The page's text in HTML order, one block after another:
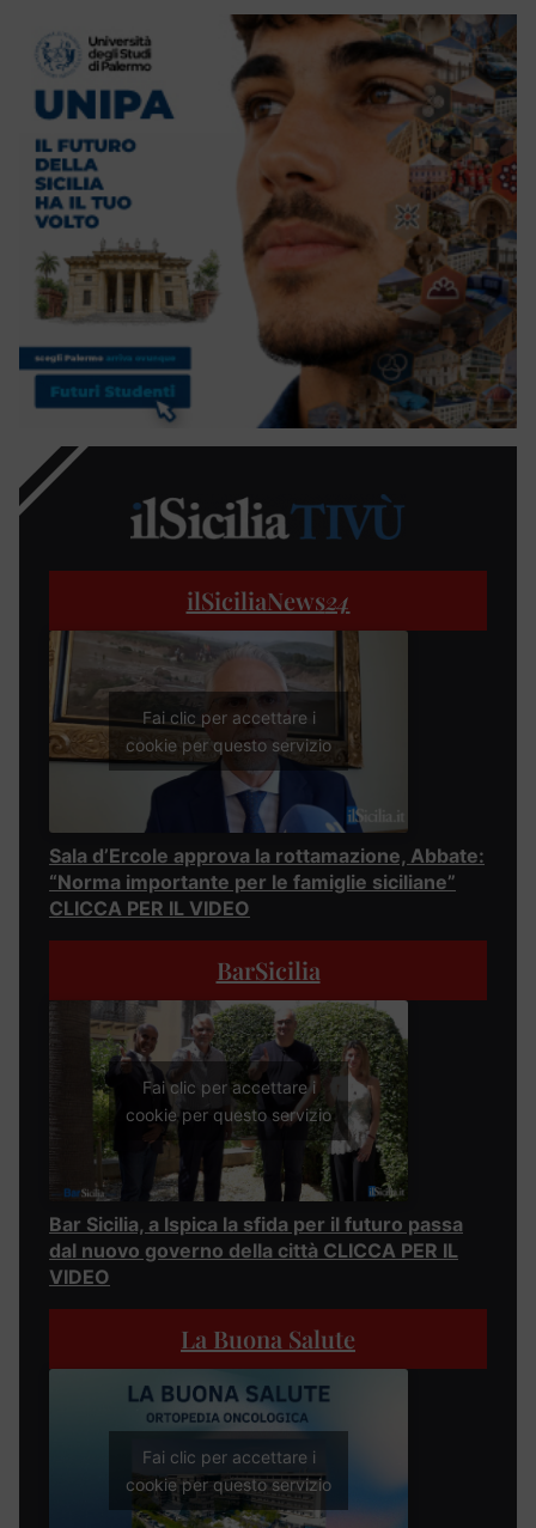
ilSiciliaNews24
Fai clic per accettare i
cookie per questo servizio
Sala d’Ercole approva la rottamazione, Abbate:
“Norma importante per le famiglie siciliane”
CLICCA PER IL VIDEO
BarSicilia
Fai clic per accettare i
cookie per questo servizio
Bar Sicilia, a Ispica la sfida per il futuro passa
dal nuovo governo della città CLICCA PER IL
VIDEO
La Buona Salute
Fai clic per accettare i
cookie per questo servizio